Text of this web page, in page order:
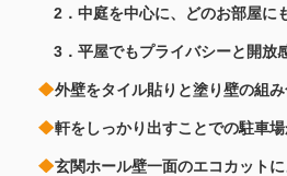
2．中庭を中心に、どのお部屋に
3．平屋でもプライバシーと開放
外壁をタイル貼りと塗り壁の組
軒をしっかり出すことでの駐車
玄関ホール壁一面のエコカット